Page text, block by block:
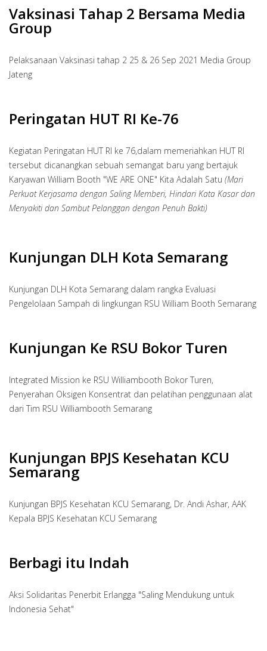
Vaksinasi Tahap 2 Bersama Media
Group
Pelaksanaan Vaksinasi tahap 2 25 & 26 Sep 2021 Media Group
Jateng
Peringatan HUT RI Ke-76
Kegiatan Peringatan HUT RI ke 76,dalam memeriahkan HUT RI
tersebut dicanangkan sebuah semangat baru yang bertajuk
Karyawan William Booth "WE ARE ONE" Kita Adalah Satu (Mari
Perkuat Kerjasama dengan Saling Memberi, Hindari Kata Kasar dan
Menyakiti dan Sambut Pelanggan dengan Penuh Bakti)
Kunjungan DLH Kota Semarang
Kunjungan DLH Kota Semarang dalam rangka Evaluasi
Pengelolaan Sampah di lingkungan RSU William Booth Semarang
Kunjungan Ke RSU Bokor Turen
Integrated Mission ke RSU Williambooth Bokor Turen,
Penyerahan Oksigen Konsentrat dan pelatihan penggunaan alat
dari Tim RSU Williambooth Semarang
Kunjungan BPJS Kesehatan KCU
Semarang
Kunjungan BPJS Kesehatan KCU Semarang, Dr. Andi Ashar, AAK
Kepala BPJS Kesehatan KCU Semarang
Berbagi itu Indah
Aksi Solidaritas Penerbit Erlangga "Saling Mendukung untuk
Indonesia Sehat"